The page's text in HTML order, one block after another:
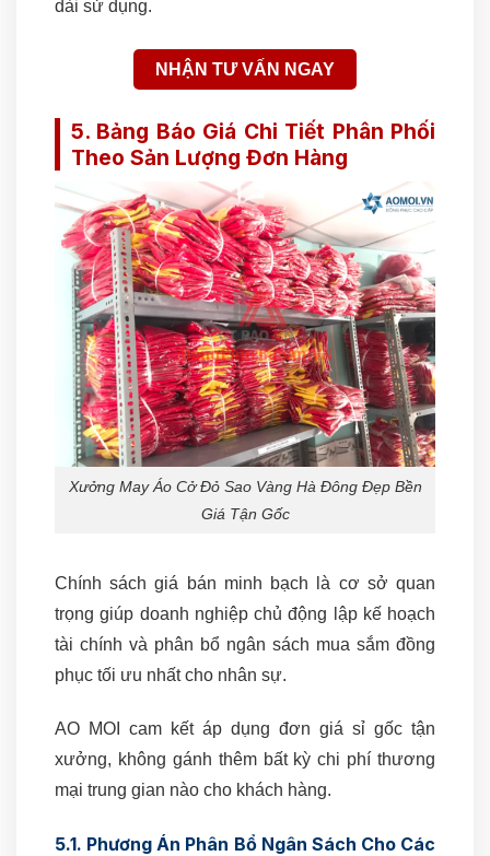
dài sử dụng.
NHẬN TƯ VẤN NGAY
5. Bảng Báo Giá Chi Tiết Phân Phối
Theo Sản Lượng Đơn Hàng
Xưởng May Áo Cở Đỏ Sao Vàng Hà Đông Đẹp Bền
Giá Tận Gốc
Chính sách giá bán minh bạch là cơ sở quan
trọng giúp doanh nghiệp chủ động lập kế hoạch
tài chính và phân bổ ngân sách mua sắm đồng
phục tối ưu nhất cho nhân sự.
AO MOI cam kết áp dụng đơn giá sỉ gốc tận
xưởng, không gánh thêm bất kỳ chi phí thương
mại trung gian nào cho khách hàng.
5.1. Phương Án Phân Bổ Ngân Sách Cho Các